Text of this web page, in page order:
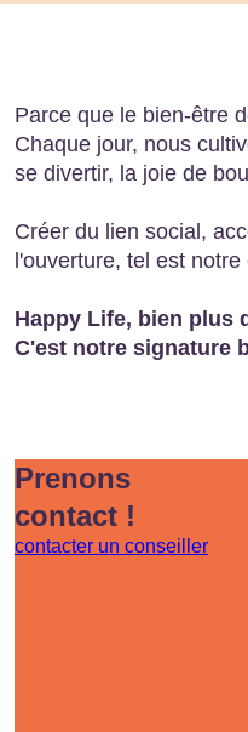
Parce que le bien-être
Chaque jour, nous
se divertir, la joie de
Créer du lien social,
l'ouverture, tel est
Happy Life, bien plus
C'est notre signature
Prenons
contact !
contacter un conseiller